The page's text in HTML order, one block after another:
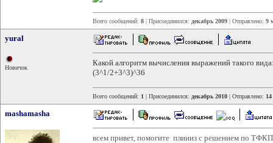
Всего сообщений: 8 | Присоединился: декабрь 2009 | Отправлено: 9
yural
Новичок
Какой алгоритм вычисления выражений такого
(3^1/2+3^3)^36
Всего сообщений: 1 | Присоединился: декабрь 2010 | Отправлено:
mashamasha
всем привет, помогите плиииз с решением по ТФКП